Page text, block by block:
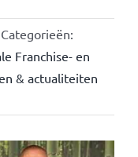
Categorieën:
Franchise- en
& actualiteiten